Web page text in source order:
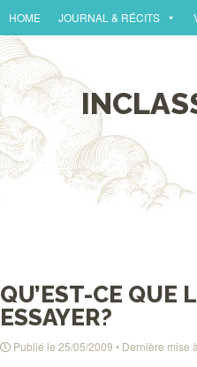
HOME JOURNAL & RÉCITS
QU’EST-CE QUE
ESSAYER?
Publié le 25/05/2009 • Dernière mise